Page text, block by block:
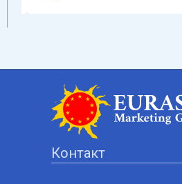
Контакт